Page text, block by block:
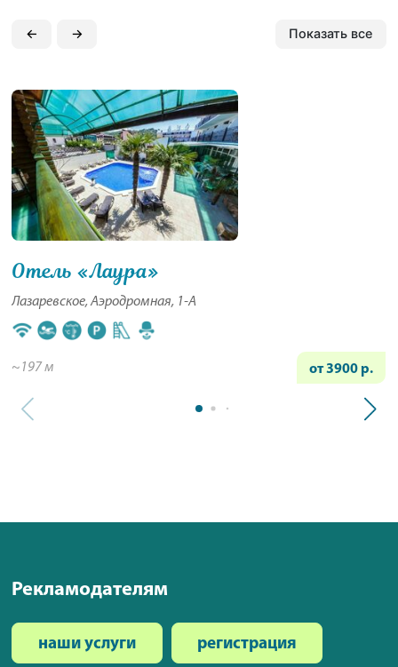
← → Показать все
Отель «Лаура»
Лазаревское, Аэродромная, 1-А
~197 м от 3900 р.
Рекламодателям
наши услуги регистрация